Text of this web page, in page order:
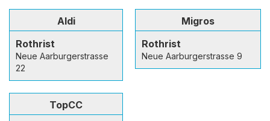
Aldi
Rothrist
Neue Aarburgerstrasse
22
Migros
Rothrist
Neue Aarburgerstrasse 9
TopCC